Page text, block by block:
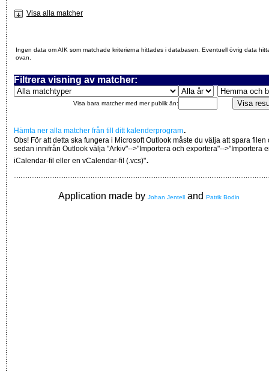
Visa alla matcher
Ingen data om AIK som matchade kriterierna hittades i databasen. Eventuell övrig data
ovan.
Filtrera visning av matcher:
Visa bara matcher med mer publik än:
Hämta ner alla matcher från till ditt kalenderprogram.
Obs! För att detta ska fungera i Microsoft Outlook måste du välja att spara filen
sedan innifrån Outlook välja "Arkiv"-->"Importera och exportera"-->"Importera
iCalendar-fil eller en vCalendar-fil (.vcs)".
Application made by Johan Jentell and Patrik Bodin